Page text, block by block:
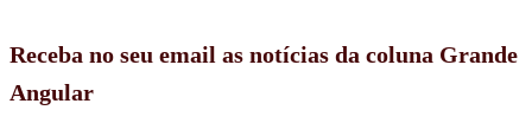
Receba no seu email as notícias da coluna Grande
Angular